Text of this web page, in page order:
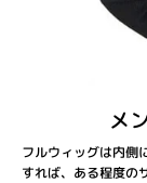
メ
フルウィッグは内側
すれば、ある程度の